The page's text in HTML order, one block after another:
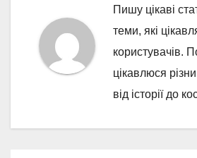
Пишу цікаві
теми, які
користувачів.
цікавлюся
від історії до